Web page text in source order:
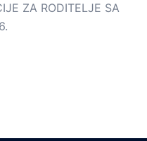
ZA RODITELJE SA